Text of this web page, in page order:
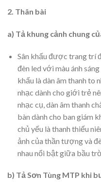
2. Thân bài
a) Tả khung cảnh chung
Sân khấu được trang trí
đèn led với màu ánh
khấu là dàn âm thanh to
nhạc dành cho giới trẻ
nhạc cụ, dàn âm thanh
bàn dành cho ban giám
chủ yếu là thanh thiếu
ảnh của thần tượng và
nhau nổi bật giữa bầu
b) Tả Sơn Tùng MTP khi